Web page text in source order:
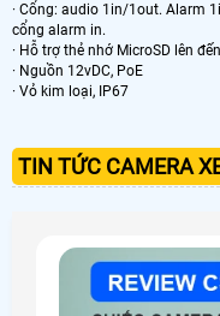
· Cổng: audio 1in/1out. Alarm
cổng alarm in.
· Hỗ trợ thẻ nhớ MicroSD lên
· Nguồn 12vDC, PoE
· Vỏ kim loại, IP67
TIN TỨC CAMERA